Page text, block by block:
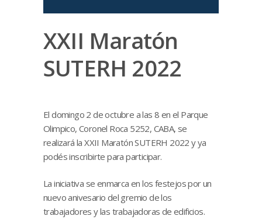
XXII Maratón
SUTERH 2022
El domingo 2 de octubre a las 8 en el Parque
Olimpico, Coronel Roca 5252, CABA, se
realizará la XXII Maratón SUTERH 2022 y ya
podés inscribirte para participar.
La iniciativa se enmarca en los festejos por un
nuevo anivesario del gremio de los
trabajadores y las trabajadoras de edificios.